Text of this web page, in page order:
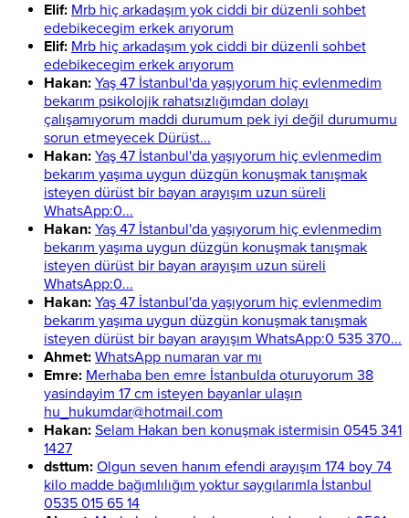
Elif: Mrb hiç arkadaşım yok ciddi bir düzenli sohbet
edebikecegim erkek arıyorum
Elif: Mrb hiç arkadaşım yok ciddi bir düzenli sohbet
edebikecegim erkek arıyorum
Hakan: Yaş 47 İstanbul'da yaşıyorum hiç evlenmedim
bekarım psikolojik rahatsızlığımdan dolayı
çalışamıyorum maddi durumum pek iyi değil durumumu
sorun etmeyecek Dürüst...
Hakan: Yaş 47 İstanbul'da yaşıyorum hiç evlenmedim
bekarım yaşıma uygun düzgün konuşmak tanışmak
isteyen dürüst bir bayan arayışım uzun süreli
WhatsApp:0...
Hakan: Yaş 47 İstanbul'da yaşıyorum hiç evlenmedim
bekarım yaşıma uygun düzgün konuşmak tanışmak
isteyen dürüst bir bayan arayışım uzun süreli
WhatsApp:0...
Hakan: Yaş 47 İstanbul'da yaşıyorum hiç evlenmedim
bekarım yaşıma uygun düzgün konuşmak tanışmak
isteyen dürüst bir bayan arayışım WhatsApp:0 535 370...
Ahmet: WhatsApp numaran var mı
Emre: Merhaba ben emre İstanbulda oturuyorum 38
yasindayim 17 cm isteyen bayanlar ulaşın
hu_hukumdar@hotmail.com
Hakan: Selam Hakan ben konuşmak istermisin 0545 341
1427
dsttum: Olgun seven hanım efendi arayışım 174 boy 74
kilo madde bağımlılığım yoktur saygılarımla İstanbul
0535 015 65 14